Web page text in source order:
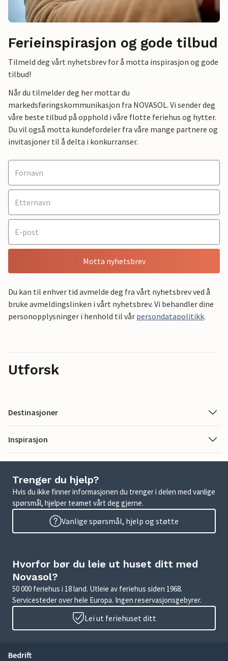
Ferieinspirasjon og gode tilbud
Tilmeld deg vårt nyhetsbrev for å motta inspirasjon og gode
tilbud!
Når du tilmelder deg her mottar du
markedsføringskommunikasjon fra NOVASOL. Vi sender deg
våre beste tilbud på opphold i våre flotte feriehus og hytter.
Du vil også motta kundefordeler fra våre mange partnere og
invitasjoner til å delta i konkurranser.
Motta nyhetsbrev
Du kan til enhver tid avmelde deg fra vårt nyhetsbrev ved å
bruke avmeldingslinken i vårt nyhetsbrev. Vi behandler dine
personopplysninger i henhold til vår persondatapolitikk.
Utforsk
Destinasjoner
Inspirasjon
Trenger du hjelp?
Hvis du ikke finner informasjonen du trenger i delen med vanlige
spørsmål, hjelper teamet vårt deg gjerne.
Vanlige spørsmål, hjelp og støtte
Hvorfor bør du leie ut huset ditt med
Novasol?
50 000 feriehus i 18 land. Utleie av feriehus siden 1968.
Servicesteder over hele Europa. Ingen reservasjonsgebyrer.
Lei ut feriehuset ditt
Bedrift